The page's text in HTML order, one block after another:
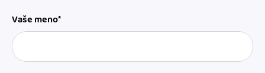
Vaše meno*